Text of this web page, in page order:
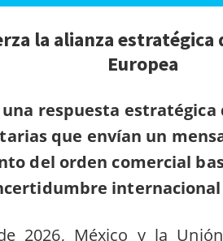
la alianza estratégica
Europea
una respuesta
que envían un
del orden comercial
2026, México y la